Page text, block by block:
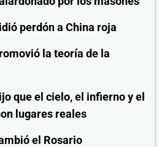
perdón a China roja
la teoría de la
que el cielo, el infierno y el
lugares reales
el Rosario